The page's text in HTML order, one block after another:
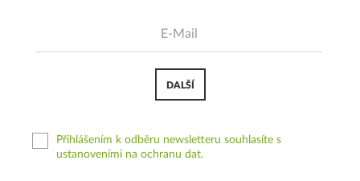
DALŠÍ
Přihlášením k odběru newsletteru souhlasíte s
ustanoveními na ochranu dat.